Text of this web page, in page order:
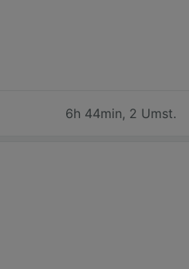
6h 44min, 2 Umst.